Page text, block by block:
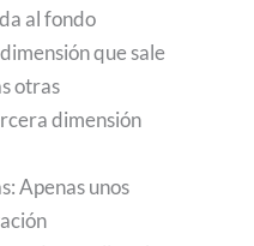
al fondo
que sale
otras
dimensión
Apenas unos